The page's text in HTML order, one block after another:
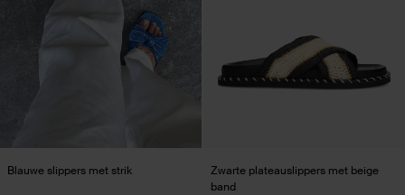
Blauwe slippers met strik
Zwarte plateauslippers met beige
band